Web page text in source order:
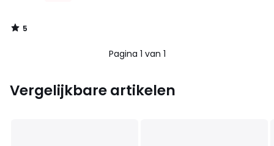
5
/
Pagina 1 van 1
Vergelijkbare artikelen